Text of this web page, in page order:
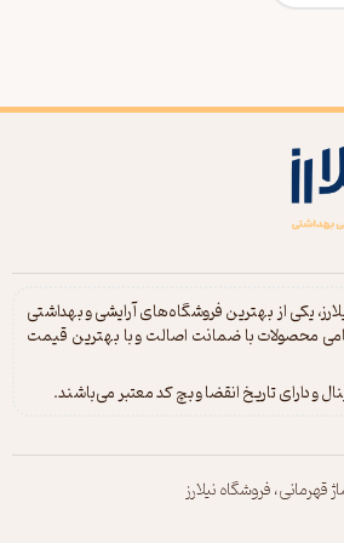
یکی از بهترین فروشگاه‌های آرایشی و بهداشتی
محصولات با ضمانت اصالت و با بهترین قیمت
و دارای تاریخ انقضا و بچ کد معتبر می‌باشند.
قهرمانی، فروشگاه نیلارز